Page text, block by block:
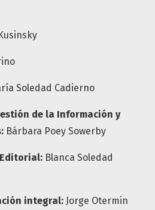
Soledad Cadierno
de la Información y
Bárbara Poey Sowerby
Blanca Soledad
integral: Jorge Otermin